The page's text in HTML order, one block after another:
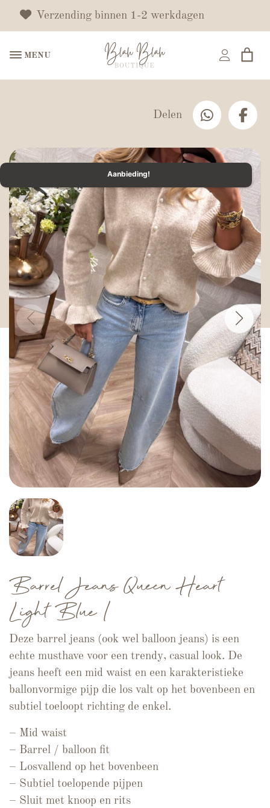
Verzending binnen 1-2 werkdagen
MENU
Delen
Aanbieding!
Barrel Jeans Queen Heart
Light Blue I
Deze barrel jeans (ook wel balloon jeans) is een
echte musthave voor een trendy, casual look. De
jeans heeft een mid waist en een karakteristieke
ballonvormige pijp die los valt op het bovenbeen en
subtiel toeloopt richting de enkel.
– Mid waist
– Barrel / balloon fit
– Losvallend op het bovenbeen
– Subtiel toelopende pijpen
– Sluit met knoop en rits